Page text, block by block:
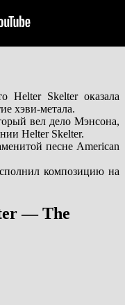
Helter Skelter оказала
хэви-метала.
вел дело Мэнсона,
Helter Skelter.
песне American
композицию на
— The